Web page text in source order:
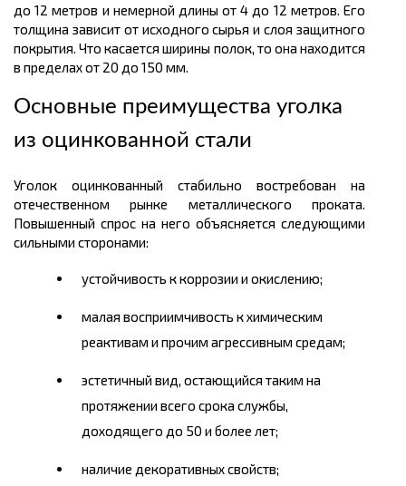
до 12метров и немерной длины от 4 до 12 метров. Его
толщина зависит от исходного сырья и слоя защитного
покрытия. Что касается ширины полок, то она находится
в пределах от 20 до 150 мм.
Основные преимущества уголка
из оцинкованной стали
Уголок оцинкованный стабильно востребован на
отечественном рынке металлическогопроката.
Повышенный спрос на него объясняется следующими
сильными сторонами:
устойчивость к коррозии и окислению;
малая восприимчивость к химическим
реактивам и прочим агрессивным средам;
эстетичный вид, остающийся таким на
протяжении всего срока службы,
доходящего до 50 и более лет;
наличие декоративных свойств;